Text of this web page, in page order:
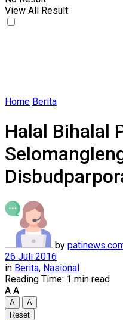
View All Result
Home Berita
Halal Bihalal
by
26 Juli 2016
in Berita, Nasional
Reading Time: 1 min read
A A
A
A
Reset